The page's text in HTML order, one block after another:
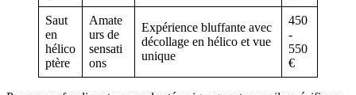
Saut
en
hélico
ptère
Amate
urs de
sensati
ons
Expérience bluffante avec
décollage en hélico et vue
unique
450
-
550
€